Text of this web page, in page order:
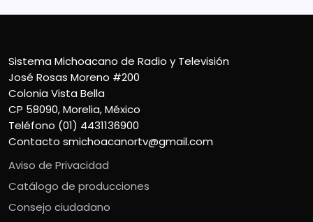
Sistema Michoacano de Radio y Televisión
José Rosas Moreno #200
Colonia Vista Bella
CP 58090, Morelia, México
Teléfono (01) 4431136900
Contacto smichoacanortv@gmail.com
Aviso de Privacidad
Catálogo de producciones
Consejo ciudadano